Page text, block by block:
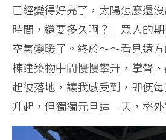
已經變得好亮了，太陽怎麼還
時間，還要多久啊？」眾人的
空氣變暖了。終於～～看見遠
棟建築物中間慢慢攀升，掌聲
起彼落地，讓我感受到，即便
升起，但獨獨元旦這一天，格外